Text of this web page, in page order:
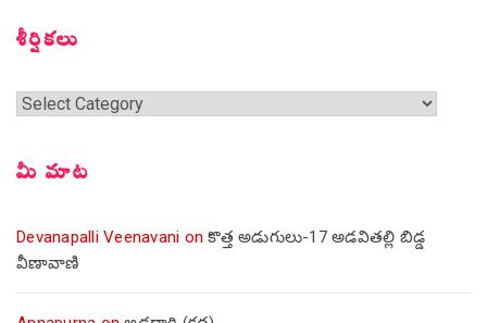
శీర్షికలు
శీర్షికలు
మీ మాట
Devanapalli Veenavani onకొత్త అడుగులు-17 అడవితల్లి బిడ్డ
వీణావాణి